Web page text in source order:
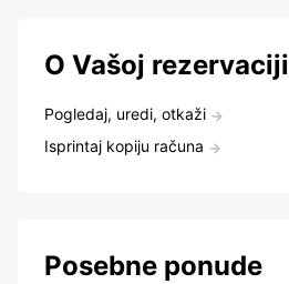
O Vašoj rezervaciji
Pogledaj, uredi, otkaži
Isprintaj kopiju računa
Posebne ponude